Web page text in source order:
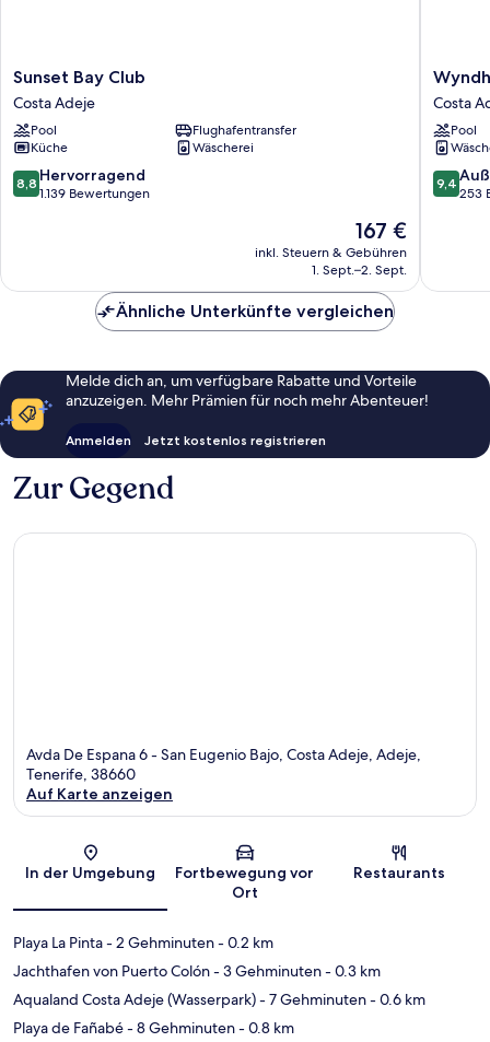
Sunset
Bay
Club
Costa
Adeje
Sunset Bay Club
Costa Adeje
Pool
Flughafentransfer
Küche
Wäscherei
8.8
von
8,8 Hervorragend
1.139 Bewertungen
Der
Preis
beträgt
167 €
inkl. Steuern & Gebühren
1. Sept.–2. Sept.
Costa
Adeje
Costa
Adeje
Costa
Pool
9.4
von
9,4
253
Ähnliche Unterkünfte vergleichen
Melde dich an, um verfügbare Rabatte und Vorteile
anzuzeigen. Mehr Prämien für noch mehr Abenteuer!
Anmelden Jetzt kostenlos registrieren
Zur Gegend
Avda De Espana 6 - San Eugenio Bajo, Costa Adeje, Adeje,
Tenerife, 38660
Auf Karte anzeigen
In der Umgebung
Fortbewegung vor
Ort
Restaurants
Playa La Pinta- 2 Gehminuten- 0.2 km
Jachthafen von Puerto Colón- 3 Gehminuten- 0.3 km
Aqualand Costa Adeje (Wasserpark)- 7 Gehminuten- 0.6 km
Playa de Fañabé- 8 Gehminuten- 0.8 km